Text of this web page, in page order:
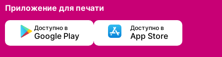
Приложение для печати
Доступно в
Google Play
Доступно в
App Store